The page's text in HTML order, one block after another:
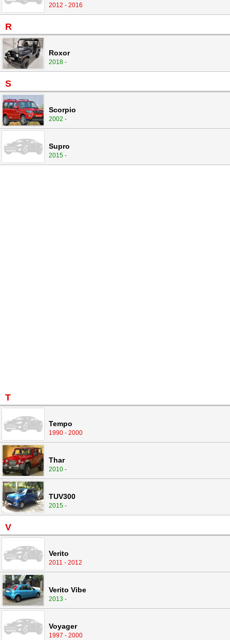
2012 - 2016
R
Roxor
2018 -
S
Scorpio
2002 -
Supro
2015 -
T
Tempo
1990 - 2000
Thar
2010 -
TUV300
2015 -
V
Verito
2011 - 2012
Verito Vibe
2013 -
Voyager
1997 - 2000